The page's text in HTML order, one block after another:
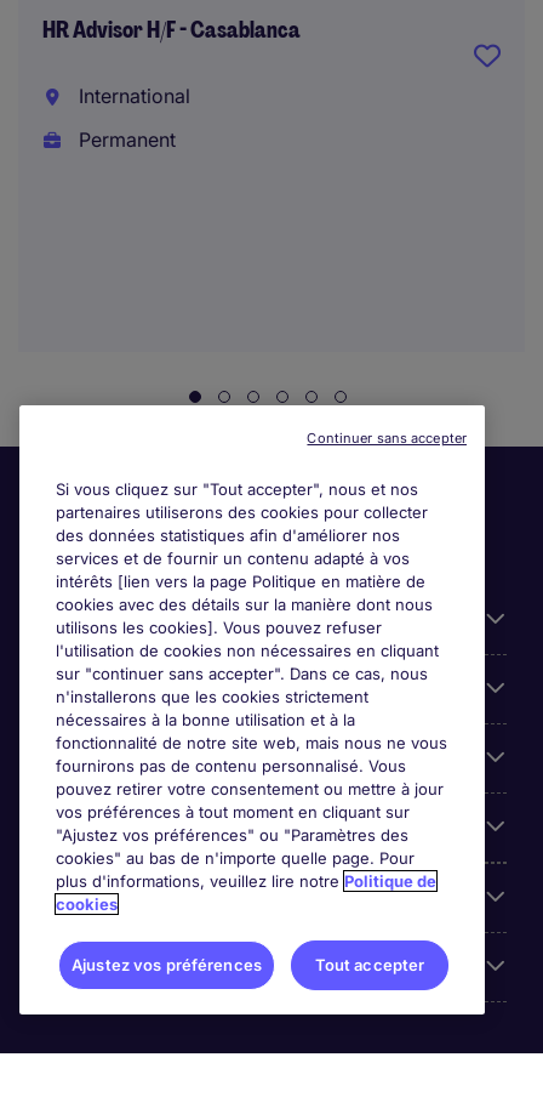
HR Advisor H/F - Casablanca
International
Permanent
Liens utiles
Espace employeurs
Parcourir nos offres
Qui sommes-nous?
Reviews
Accreditations
Si vous cliquez sur "Tout accepter", nous et nos
partenaires utiliserons des cookies pour collecter
des données statistiques afin d'améliorer nos
services et de fournir un contenu adapté à vos
intérêts [lien vers la page Politique en matière de
cookies avec des détails sur la manière dont nous
utilisons les cookies]. Vous pouvez refuser
l'utilisation de cookies non nécessaires en cliquant
sur "continuer sans accepter". Dans ce cas, nous
n'installerons que les cookies strictement
nécessaires à la bonne utilisation et à la
fonctionnalité de notre site web, mais nous ne vous
fournirons pas de contenu personnalisé. Vous
pouvez retirer votre consentement ou mettre à jour
vos préférences à tout moment en cliquant sur
"Ajustez vos préférences" ou "Paramètres des
cookies" au bas de n'importe quelle page. Pour
plus d'informations, veuillez lire notre Politique de
cookies
Ajustez vos préférences Tout accepter
Continuer sans accepter